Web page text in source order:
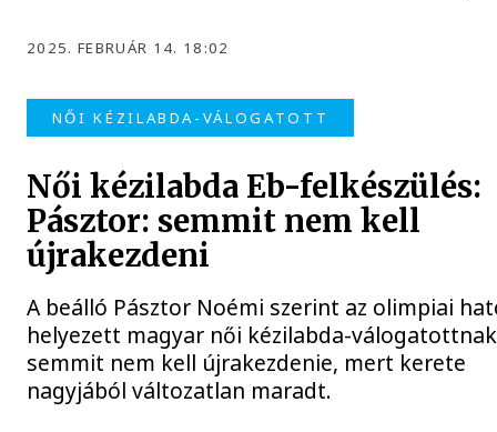
2025. FEBRUÁR 14. 18:02
NŐI KÉZILABDA-VÁLOGATOTT
Női kézilabda Eb-felkészülés:
Pásztor: semmit nem kell
újrakezdeni
A beálló Pásztor Noémi szerint az olimpiai
helyezett magyar női kézilabda-válogatottnak
semmit nem kell újrakezdenie, mert kerete
nagyjából változatlan maradt.